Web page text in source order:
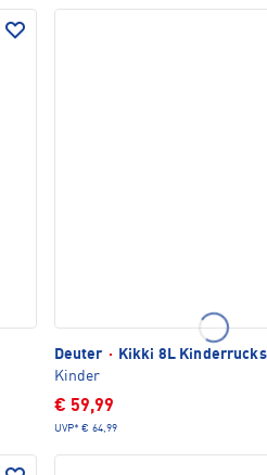
Deuter ·
Kikki 8L
Kinder
€ 59,99
UVP* € 64,99